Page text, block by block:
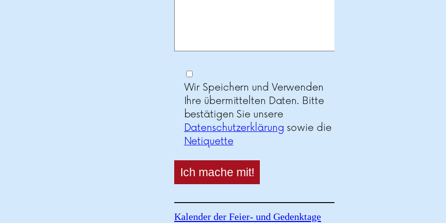
Wir Speichern und Verwenden
Ihre übermittelten Daten. Bitte
bestätigen Sie unsere
Datenschutzerklärung sowie die
Netiquette
Kalender der Feier- und Gedenktage